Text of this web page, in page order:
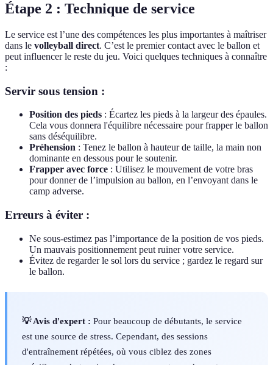
Étape 2 : Technique de service
Le service est l’une des compétences les plus importantes à maîtriser
dans le volleyball direct. C’est le premier contact avec le ballon et
peut influencer le reste du jeu. Voici quelques techniques à connaître
:
Servir sous tension :
Position des pieds : Écartez les pieds à la largeur des épaules.
Cela vous donnera l'équilibre nécessaire pour frapper le ballon
sans déséquilibre.
Préhension : Tenez le ballon à hauteur de taille, la main non
dominante en dessous pour le soutenir.
Frapper avec force : Utilisez le mouvement de votre bras
pour donner de l’impulsion au ballon, en l’envoyant dans le
camp adverse.
Erreurs à éviter :
Ne sous-estimez pas l’importance de la position de vos pieds.
Un mauvais positionnement peut ruiner votre service.
Évitez de regarder le sol lors du service ; gardez le regard sur
le ballon.
💡 Avis d'expert : Pour beaucoup de débutants, le service
est une source de stress. Cependant, des sessions
d'entraînement répétées, où vous ciblez des zones